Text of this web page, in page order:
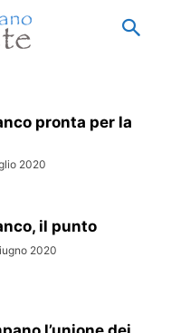
pronta per la
2020
il punto
2020